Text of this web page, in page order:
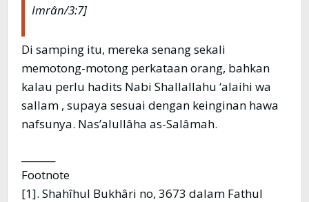
Imrân/3:7]
Di samping itu, mereka senang sekali
memotong-motong perkataan orang, bahkan
kalau perlu hadits Nabi Shallallahu ‘alaihi wa
sallam , supaya sesuai dengan keinginan hawa
nafsunya. Nas’alullâha as-Salâmah.
Footnote
[1]. Shahîhul Bukhâri no, 3673 dalam Fathul